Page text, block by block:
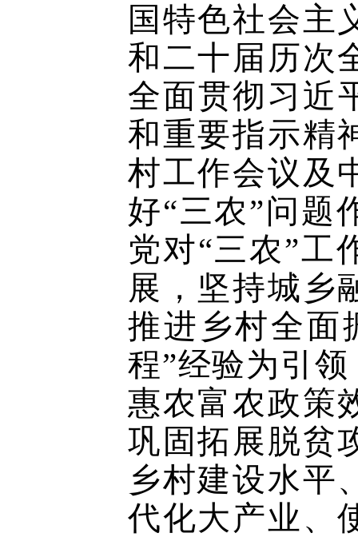
国特色社会主
和二十届历次
全面贯彻习近
和重要指示精
村工作会议及
好“三农”问题
党对“三农”工
展，坚持城乡
推进乡村全面
程”经验为引
惠农富农政策
巩固拓展脱贫
乡村建设水平
代化大产业、